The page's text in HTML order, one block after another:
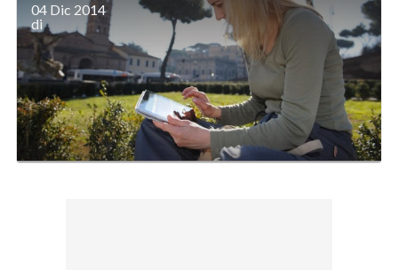
04 Dic 2014
di